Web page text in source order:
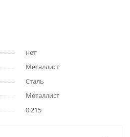
нет
Металлист
Сталь
Металлист
0.215